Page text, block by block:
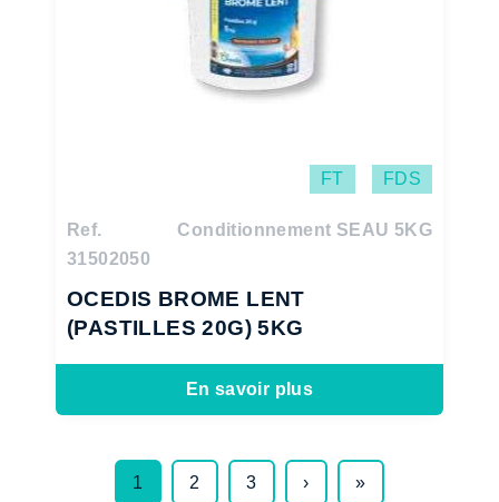
FT FDS
Ref.
31502050
Conditionnement SEAU 5KG
OCEDIS BROME LENT
(PASTILLES 20G) 5KG
En savoir plus
1 2 3 › »